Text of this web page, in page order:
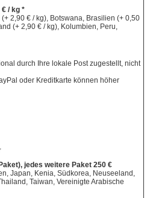
€ / kg *
2,90 € / kg), Botswana, Brasilien (+ 0,50
(+ 2,90 € / kg), Kolumbien, Peru,
durch Ihre lokale Post zugestellt, nicht
oder Kreditkarte können höher
jedes weitere Paket 250 €
Japan, Kenia, Südkorea, Neuseeland,
Taiwan, Vereinigte Arabische